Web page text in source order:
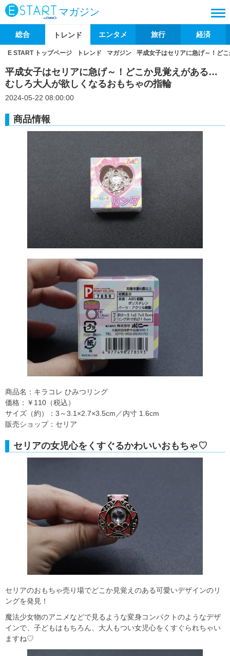
マガジン
総合 トレンド エンタメ 旅行 経済
E START トップページ トレンド マガジン 平成女子はセリアに急げ～！ど
平成女子はセリアに急げ～！どこか見覚えがある…
むしろ大人が欲しくなるおもちゃの指輪
2024-05-22 08:00:00
商品情報
商品名：キラコレ ひみつリング
価格：￥110（税込）
サイズ（約）：3～3.1×2.7×3.5cm／内寸 1.6cm
販売ショップ：セリア
セリアの女児心をくすぐるかわいいおもちゃ♡
セリアのおもちゃ売り場でどこか見覚えのある可愛いデザインのリ
ングを発見！
魔法少女物のアニメなどで見るような変身コンパクトのようなデザ
インで、子どもはもちろん、大人もつい女児心をくすぐられちゃい
ますね♡